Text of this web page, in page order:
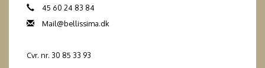
45 60 24 83 84
Mail@bellissima.dk
Cvr. nr. 30 85 33 93